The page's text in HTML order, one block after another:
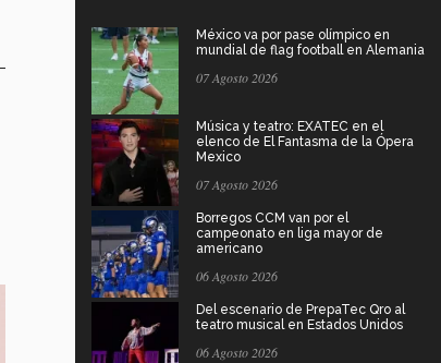
México va por pase olímpico en
mundial de flag football en Alemania
07 Agosto 2026
Música y teatro: EXATEC en el
elenco de El Fantasma de la Ópera
Mexico
07 Agosto 2026
Borregos CCM van por el
campeonato en liga mayor de
americano
06 Agosto 2026
Del escenario de PrepaTec Qro al
teatro musical en Estados Unidos
06 Agosto 2026